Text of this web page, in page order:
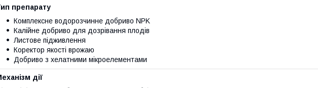
препарату
Комплексне водорозчинне добриво NPK
Калійне добриво для дозрівання плодів
Листове підживлення
Коректор якості врожаю
Добриво з хелатними мікроелементами
дії